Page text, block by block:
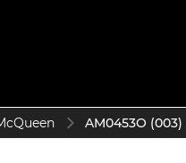
AM0453O (003)